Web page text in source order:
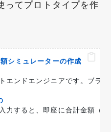
ってプロトタイプを作
シミュレーターの作成
エンドエンジニアです。ブラ
力すると、即座に合計金額（